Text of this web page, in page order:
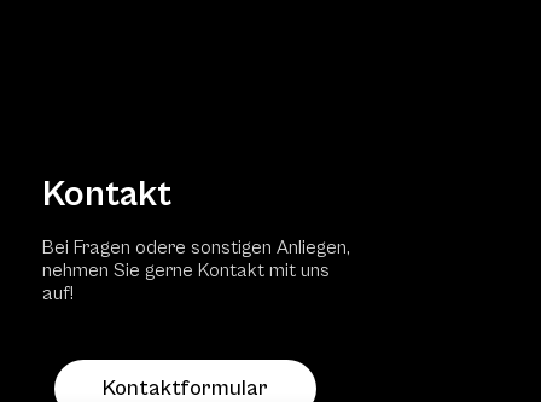
Kontakt
Bei Fragen odere sonstigen Anliegen,
nehmen Sie gerne Kontakt mit uns
auf!
Kontaktformular